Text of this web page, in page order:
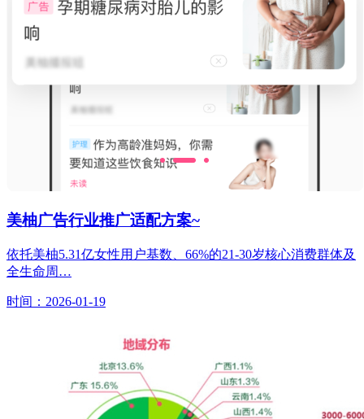
美柚广告行业推广适配方案~
依托美柚5.31亿女性用户基数、66%的21-30岁核心消费群体及
全生命周…
时间：2026-01-19